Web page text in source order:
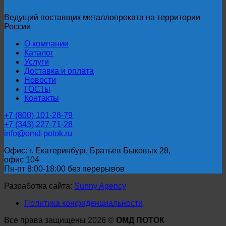
Ведущий поставщик металлопроката на территории
России
О компании
Каталог
Услуги
Доставка и оплата
Новости
ГОСТы
Контакты
+7 (800) 101-28-79
+7 (343) 227-71-28
info@omd-potok.ru
Офис: г. Екатеринбург, Братьев Быковых 28,
офис 104
Пн-пт 8:00-18:00 без перерывов
Разработка сайта: Sunny Agency
Политика конфиденциальности
Все права защищены 2026 © ОМД ПОТОК